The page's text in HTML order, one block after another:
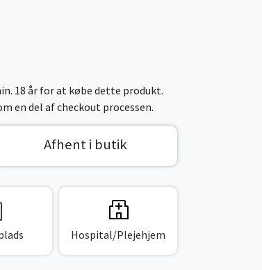
18 år for at købe dette produkt.
en del af checkout processen.
Afhent i butik
Hospital/Plejehjem